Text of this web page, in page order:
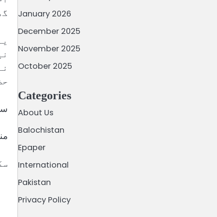
January 2026
December 2025
November 2025
October 2025
Categories
About Us
Balochistan
Epaper
International
Pakistan
Privacy Policy